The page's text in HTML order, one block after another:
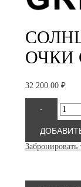
ОЧКИ
32 200.00 ₽
-
товара
Gresso
Забронировать